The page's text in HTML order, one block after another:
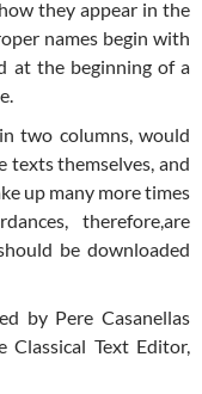
they appear in the
names begin with
at the beginning of a
two columns, would
texts themselves, and
up many more times
therefore,are
be downloaded
by Pere Casanellas
Text Editor,